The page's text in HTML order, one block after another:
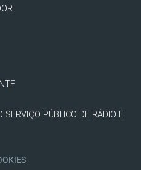
SERVIÇO PÚBLICO DE RÁDIO E